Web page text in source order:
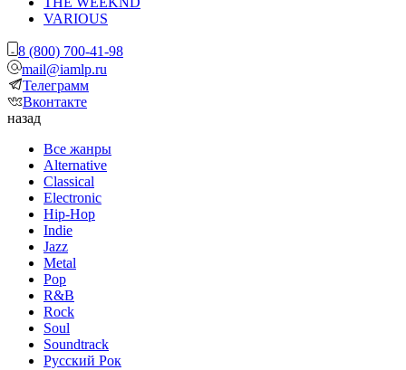
VARIOUS
8 (800) 700-41-98
mail@iamlp.ru
Телеграмм
Вконтакте
назад
Все жанры
Alternative
Classical
Electronic
Hip-Hop
Indie
Jazz
Metal
Pop
R&B
Rock
Soul
Soundtrack
Русский Рок